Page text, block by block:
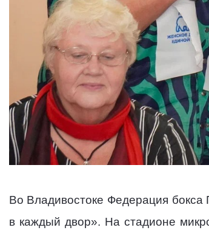
Во Владивостоке Федерация
в каждый двор». На стадионе